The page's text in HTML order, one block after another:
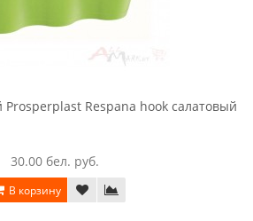
Respana hook салатовый
30.00 бел. руб.
В корзину